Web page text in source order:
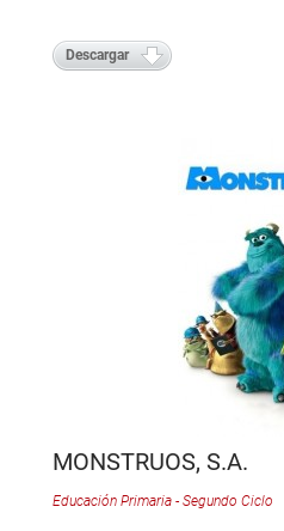
Descargar
MONSTRUOS, S.A.
Educación Primaria - Segundo Ciclo